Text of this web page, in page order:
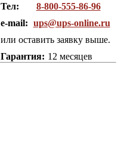
Тел:
8-800-555-86-96
e-mail: ups@ups-online.ru
или оставить заявку выше.
Гарантия: 12 месяцев